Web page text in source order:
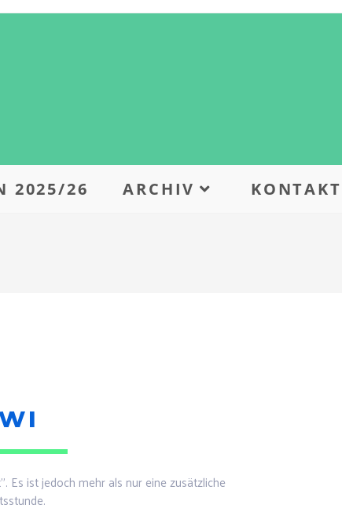
2025/26 ARCHIV KONTAKT
ist jedoch mehr als nur eine zusätzliche